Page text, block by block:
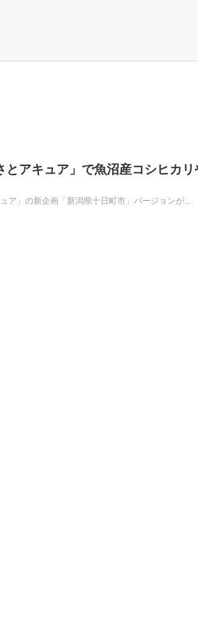
アキュア」で魚沼産コシヒカリ
ア」の新企画「新潟県十日町市」バージョンが...